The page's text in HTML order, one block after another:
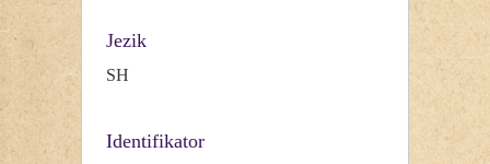
Jezik
SH
Identifikator